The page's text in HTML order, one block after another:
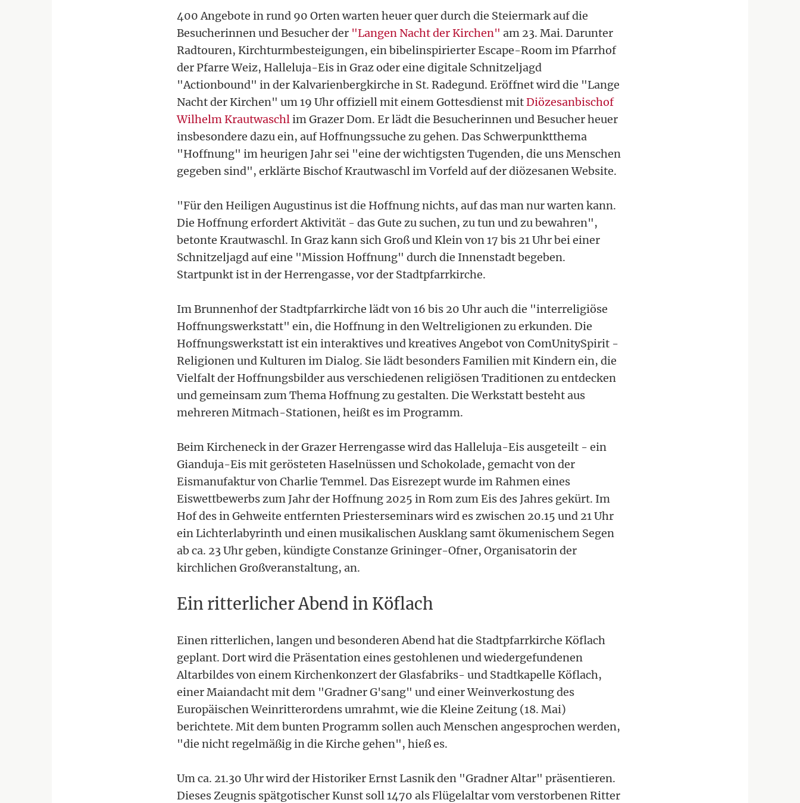
400 Angebote in rund 90 Orten warten heuer quer durch die Steiermark auf die
Besucherinnen und Besucher der "Langen Nacht der Kirchen" am 23. Mai. Darunter
Radtouren, Kirchturmbesteigungen, ein bibelinspirierter Escape-Room im Pfarrhof
der Pfarre Weiz, Halleluja-Eis in Graz oder eine digitale Schnitzeljagd
"Actionbound" in der Kalvarienbergkirche in St. Radegund. Eröffnet wird die "Lange
Nacht der Kirchen" um 19 Uhr offiziell mit einem Gottesdienst mitDiözesanbischof
Wilhelm Krautwaschlim Grazer Dom. Er lädt die Besucherinnen und Besucher heuer
insbesondere dazu ein, auf Hoffnungssuche zu gehen. Das Schwerpunktthema
"Hoffnung" im heurigen Jahr sei "eine der wichtigsten Tugenden, die uns Menschen
gegeben sind", erklärte Bischof Krautwaschl im Vorfeld auf der diözesanen Website.
"Für den Heiligen Augustinus ist die Hoffnung nichts, auf das man nur warten kann.
Die Hoffnung erfordert Aktivität - das Gute zu suchen, zu tun und zu bewahren",
betonte Krautwaschl. In Graz kann sich Groß und Klein von 17 bis 21 Uhr bei einer
Schnitzeljagd auf eine "Mission Hoffnung" durch die Innenstadt begeben.
Startpunkt ist in der Herrengasse, vor der Stadtpfarrkirche.
Im Brunnenhof der Stadtpfarrkirche lädt von 16 bis 20 Uhr auch die "interreligiöse
Hoffnungswerkstatt" ein, die Hoffnung in den Weltreligionen zu erkunden. Die
Hoffnungswerkstatt ist ein interaktives und kreatives Angebot von ComUnitySpirit -
Religionen und Kulturen im Dialog. Sie lädt besonders Familien mit Kindern ein, die
Vielfalt der Hoffnungsbilder aus verschiedenen religiösen Traditionen zu entdecken
und gemeinsam zum Thema Hoffnung zu gestalten. Die Werkstatt besteht aus
mehreren Mitmach-Stationen, heißt es im Programm.
Beim Kircheneck in der Grazer Herrengasse wird das Halleluja-Eis ausgeteilt - ein
Gianduja-Eis mit gerösteten Haselnüssen und Schokolade, gemacht von der
Eismanufaktur von Charlie Temmel. Das Eisrezept wurde im Rahmen eines
Eiswettbewerbs zum Jahr der Hoffnung 2025 in Rom zum Eis des Jahres gekürt. Im
Hof des in Gehweite entfernten Priesterseminars wird es zwischen 20.15 und 21 Uhr
ein Lichterlabyrinth und einen musikalischen Ausklang samt ökumenischem Segen
ab ca. 23 Uhr geben, kündigte Constanze Grininger-Ofner, Organisatorin der
kirchlichen Großveranstaltung, an.
Ein ritterlicher Abend in Köflach
Einen ritterlichen, langen und besonderen Abend hat die Stadtpfarrkirche Köflach
geplant. Dort wird die Präsentation eines gestohlenen und wiedergefundenen
Altarbildes von einem Kirchenkonzert der Glasfabriks- und Stadtkapelle Köflach,
einer Maiandacht mit dem "Gradner G'sang" und einer Weinverkostung des
Europäischen Weinritterordens umrahmt, wie die Kleine Zeitung (18. Mai)
berichtete. Mit dem bunten Programm sollen auch Menschen angesprochen werden,
"die nicht regelmäßig in die Kirche gehen", hieß es.
Um ca. 21.30 Uhr wird der Historiker Ernst Lasnik den "Gradner Altar" präsentieren.
Dieses Zeugnis spätgotischer Kunst soll 1470 als Flügelaltar vom verstorbenen Ritter